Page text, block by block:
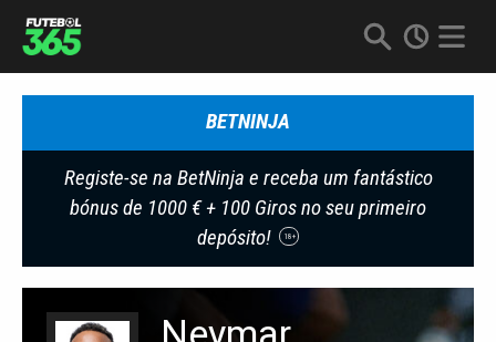
BETNINJA
Registe-se na BetNinja e receba um fantástico
bónus de 1000 € + 100 Giros no seu primeiro
depósito!
18+